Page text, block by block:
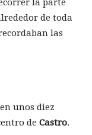
la parte
de toda
las
unos diez
de Castro.